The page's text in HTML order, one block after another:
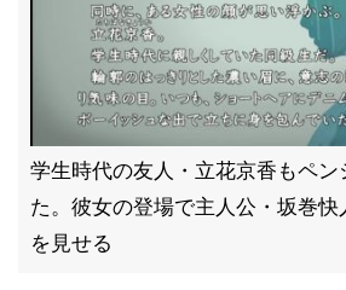
学生時代の友人・立花京香もペン
た。彼女の登場で主人公・坂巻快
を見せる